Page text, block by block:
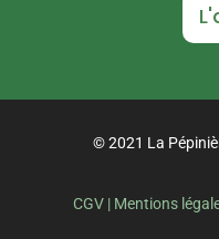
© 2021 La
CGV | Mentions